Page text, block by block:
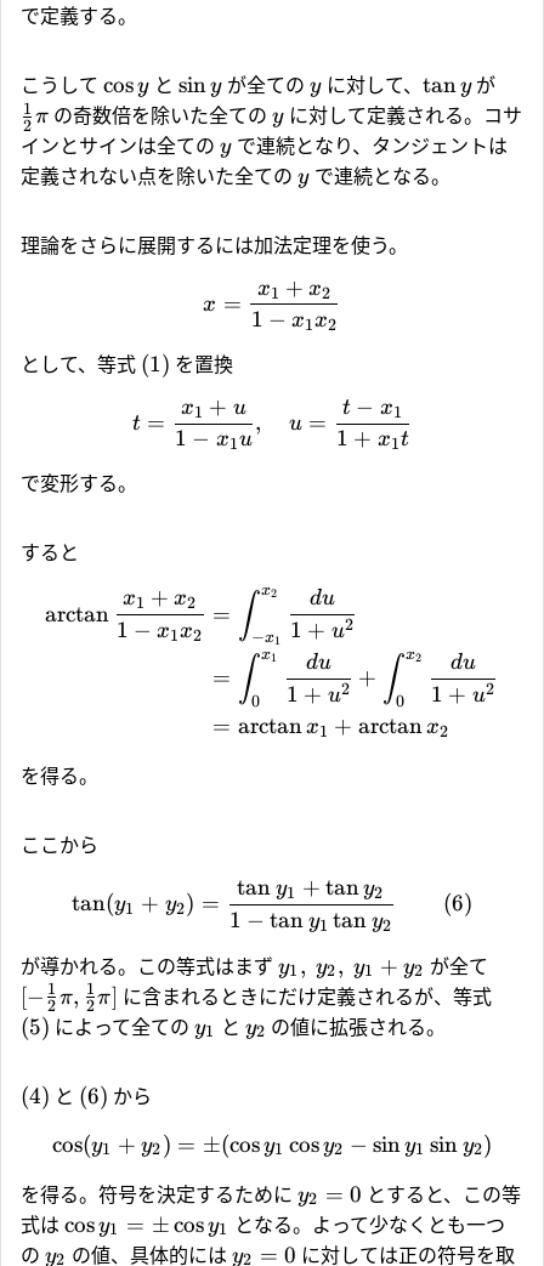
で定義する。
こうして cosyと sinyが全ての yに対して、 tanyが
2
1 π の奇数倍を除いた全てのy に対して定義される。コサ
インとサインは全ての yで連続となり、タンジェントは
定義されない点を除いた全ての yで連続となる。
理論をさらに展開するには加法定理を使う。
x =
1 − x1x2
x1 + x2
として、等式 (1) を置換
t =
1 − x1u
x1 + u
, u =
1 + x1t
t − x1
で変形する。
すると
arctan
1 − x1x2
x1 + x2 = ∫−x1
x2
1 + u2
du
= ∫0
x1
1 + u2
du
+ ∫0
x2
1 + u2
du
= arctanx1 + arctanx2
を得る。
ここから
tan(y1 + y2) =
1 − tan y1 tan y2
tan y1 + tany2 (6)
が導かれる。この等式はまず y1 , y2, y1 + y2 が全て
[− 2
1 π, 2
1π] に含まれるときにだけ定義されるが、等式
(5) によって全ての y1 と y2 の値に拡張される。
(4) と (6) から
cos(y1 + y2) = ±(cosy1 cosy2 − siny1 sin y2)
を得る。符号を決定するために y2 = 0 とすると、この等
式は cosy1 = ±cosy1
となる。よって少なくとも一つ
の y2 の値、具体的には y2 = 0 に対しては正の符号を取